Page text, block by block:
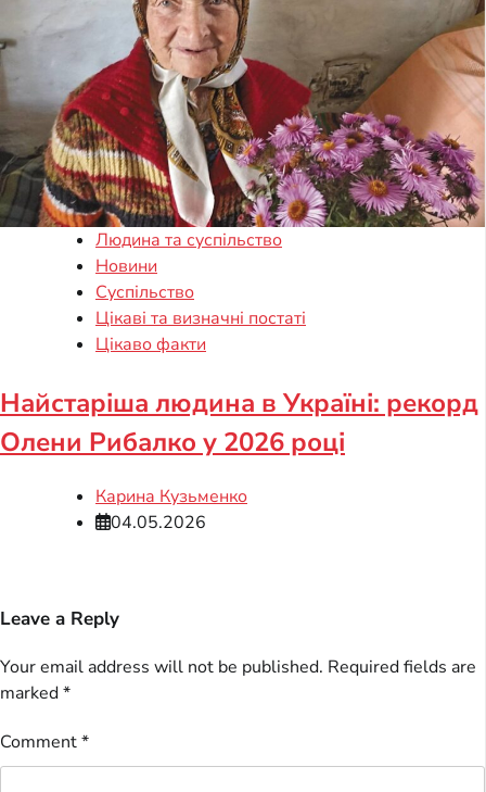
Людина та суспільство
Новини
Суспільство
Цікаві та визначні постаті
Цікаво факти
Найстаріша людина в Україні: рекорд
Олени Рибалко у 2026 році
Карина Кузьменко
04.05.2026
Leave a Reply
Your email address will not be published. Required fields are
marked*
Comment*